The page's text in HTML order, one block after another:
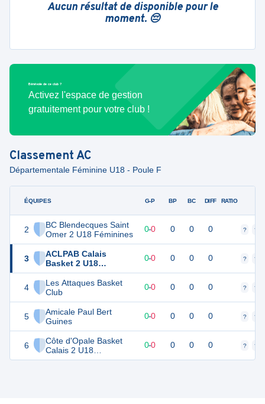
Aucun résultat de disponible pour le
moment. 😔
Bénévole de ce club ?
Activez l'espace de gestion
gratuitement pour votre club !
ClassementAC
Départementale Féminine U18 - Poule F
ÉQUIPES
2
BC Blendecques Saint
Omer 2 U18 Féminines
3
ACLPAB Calais
Basket 2 U18
Féminines
4
Les Attaques Basket
Club
5
Amicale Paul Bert
Guines
6
Côte d'Opale Basket
Calais 2 U18
Féminines
G-P BP BC DIFF RATIO
0 0 0-0 0 0 0 ? ?
0 0-0 0 0 0 ? ?
0 0-0 0 0 0 ? ?
0 0-0 0 0 0 ? ?
0 0-0 0 0 0 ? ?